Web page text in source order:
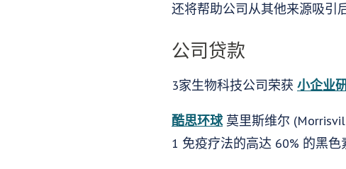
还将帮助公司从其他来源吸引
公司贷款
3家生物科技公司荣获 小企业
酷思环球 莫里斯维尔
1 免疫疗法的高达 60% 的黑色